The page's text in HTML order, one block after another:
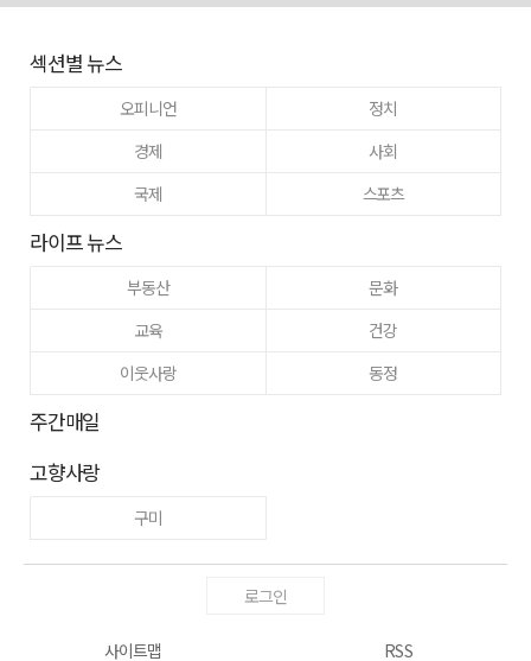
섹션별 뉴스
오피니언
정치
경제
사회
국제
스포츠
라이프 뉴스
부동산
문화
교육
건강
이웃사랑
동정
주간매일
고향사랑
구미
로그인
사이트맵 RSS